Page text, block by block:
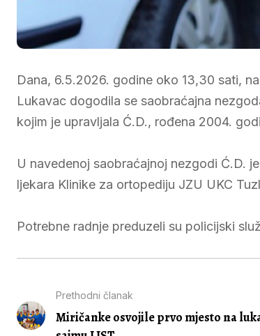
Dana, 6.5.2026. godine oko 13,30 sati,
Lukavac dogodila se saobraćajna
kojim je upravljala Ć.D., rođena 2004.
U navedenoj saobraćajnoj nezgodi Ć.D.
ljekara Klinike za ortopediju JZU UKC
Potrebne radnje preduzeli su policijski
Prethodni članak
Miričanke osvojile prvo mjesto na